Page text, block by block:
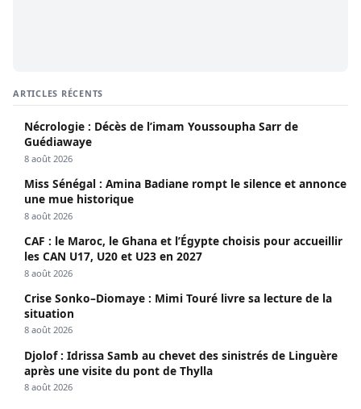
ARTICLES RÉCENTS
Nécrologie : Décès de l’imam Youssoupha Sarr de
Guédiawaye
8 août 2026
Miss Sénégal : Amina Badiane rompt le silence et annonce
une mue historique
8 août 2026
CAF : le Maroc, le Ghana et l’Égypte choisis pour accueillir
les CAN U17, U20 et U23 en 2027
8 août 2026
Crise Sonko–Diomaye : Mimi Touré livre sa lecture de la
situation
8 août 2026
Djolof : Idrissa Samb au chevet des sinistrés de Linguère
après une visite du pont de Thylla
8 août 2026